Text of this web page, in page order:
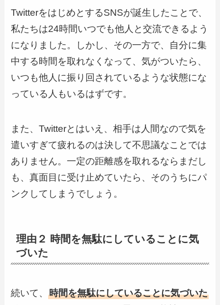
TwitterをはじめとするSNSが誕生したことで、
私たちは24時間いつでも他人と交流できるよう
になりました。しかし、その一方で、自分に集
中する時間を取れなくなって、気がついたら、
いつも他人に振り回されているような状態にな
っている人もいるはずです。
また、Twitterとはいえ、相手は人間なので気を
遣いすぎて疲れるのは決して不思議なことでは
ありません。一定の距離感を取れるならまだし
も、真面目に受け止めていたら、そのうちにパ
ンクしてしまうでしょう。
理由２ 時間を無駄にしていることに気
づいた
続いて、時間を無駄にしていることに気づいた